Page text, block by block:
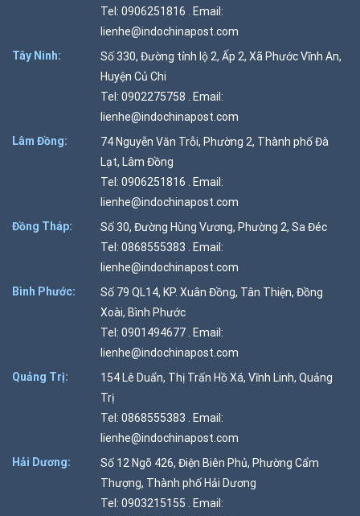
Tel: 0906251816 . Email:
lienhe@indochinapost.com
Tây Ninh:
Số 330, Đường tỉnh lộ 2, Ấp 2, Xã Phước Vĩnh An,
Huyện Củ Chi
Tel: 0902275758 . Email:
lienhe@indochinapost.com
Lâm Đồng:
74 Nguyễn Văn Trỗi, Phường 2, Thành phố Đà
Lạt, Lâm Đồng
Tel: 0906251816 . Email:
lienhe@indochinapost.com
Đồng Tháp:
Số 30, Đường Hùng Vương, Phường 2, Sa Đéc
Tel: 0868555383 . Email:
lienhe@indochinapost.com
Bình Phước:
Số 79 QL14, KP. Xuân Đồng, Tân Thiện, Đồng
Xoài, Bình Phước
Tel: 0901494677 . Email:
lienhe@indochinapost.com
Quảng Trị:
154 Lê Duẩn, Thị Trấn Hồ Xá, Vĩnh Linh, Quảng
Trị
Tel: 0868555383 . Email:
lienhe@indochinapost.com
Hải Dương:
Số 12 Ngõ 426, Điện Biên Phủ, Phường Cẩm
Thượng, Thành phố Hải Dương
Tel: 0903215155 . Email: